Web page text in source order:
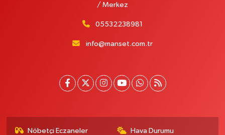
/ Merkez
05532238981
info@manset.com.tr
Nöbetçi Eczaneler Hava Durumu